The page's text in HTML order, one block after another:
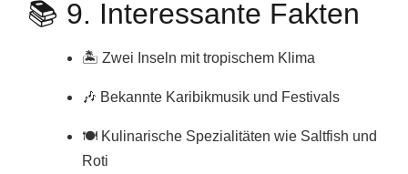
📚 9. Interessante Fakten
🏝️ Zwei Inseln mit tropischem Klima
🎶 Bekannte Karibikmusik und Festivals
🍽️ Kulinarische Spezialitäten wie Saltfish und
Roti